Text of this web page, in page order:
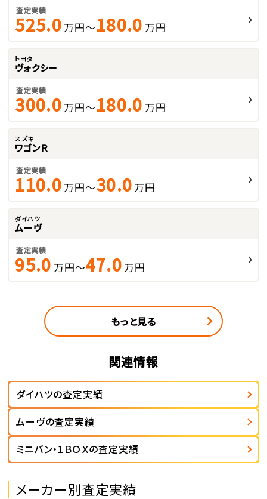
査定実績
525.0 万円～180.0 万円
トヨタ
ヴォクシー
査定実績
300.0 万円～180.0 万円
スズキ
ワゴンＲ
査定実績
110.0 万円～30.0 万円
ダイハツ
ムーヴ
査定実績
95.0 万円～47.0 万円
もっと見る
関連情報
ダイハツの査定実績
ムーヴの査定実績
ミニバン・1ＢＯＸの査定実績
メーカー別査定実績